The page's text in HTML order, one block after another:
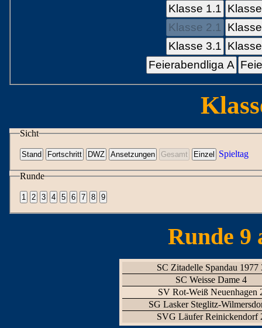
Klasse 1.1
Klasse 2.1
Klasse 3.1
Feierabendliga A
Sicht
Spieltag
Runde
Runde 9
SC Zitadelle Spandau 1977
SC Weisse Dame 4
SV Rot-Weiß Neuenhagen
SG Lasker Steglitz-
SVG Läufer Reinickendorf